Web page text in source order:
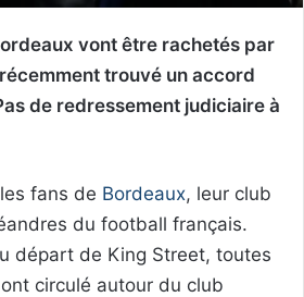
vont être rachetés par
trouvé un accord
de redressement judiciaire à
fans de Bordeaux, leur club
du football français.
départ de King Street, toutes
circulé autour du club